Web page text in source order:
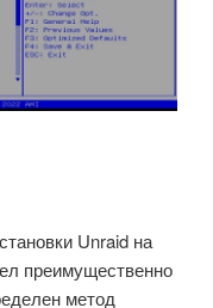
Unraid на
преимущественно
метод